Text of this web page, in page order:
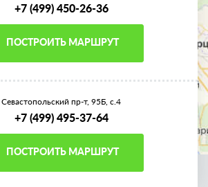
+7 (499) 450-26-36
ПОСТРОИТЬ МАРШРУТ
Севастопольский пр-т, 95Б, с.4
+7 (499) 495-37-64
ПОСТРОИТЬ МАРШРУТ